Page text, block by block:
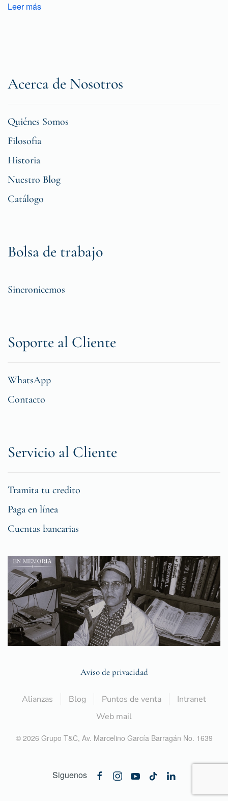
Leer más
Acerca de Nosotros
Quiénes Somos
Filosofia
Historia
Nuestro Blog
Catálogo
Bolsa de trabajo
Sincronicemos
Soporte al Cliente
WhatsApp
Contacto
Servicio al Cliente
Tramita tu credito
Paga en línea
Cuentas bancarias
Aviso de privacidad
Alianzas Blog Puntos de venta
Intranet
Web mail
© 2026 Grupo T&C, Av. Marcelino García Barragán No. 1639
Siguenos